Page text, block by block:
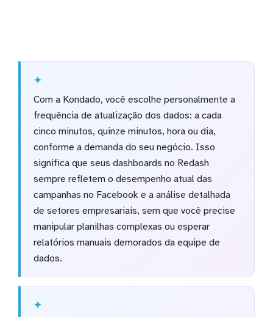
Com a Kondado, você escolhe personalmente a
frequência de atualização dos dados: a cada
cinco minutos, quinze minutos, hora ou dia,
conforme a demanda do seu negócio. Isso
significa que seus dashboards no Redash
sempre refletem o desempenho atual das
campanhas no Facebook e a análise detalhada
de setores empresariais, sem que você precise
manipular planilhas complexas ou esperar
relatórios manuais demorados da equipe de
dados.